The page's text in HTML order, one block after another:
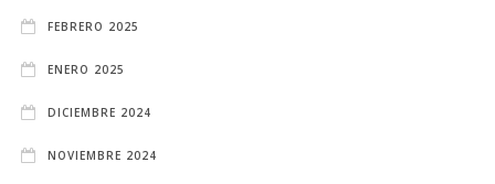
FEBRERO 2025
ENERO 2025
DICIEMBRE 2024
NOVIEMBRE 2024